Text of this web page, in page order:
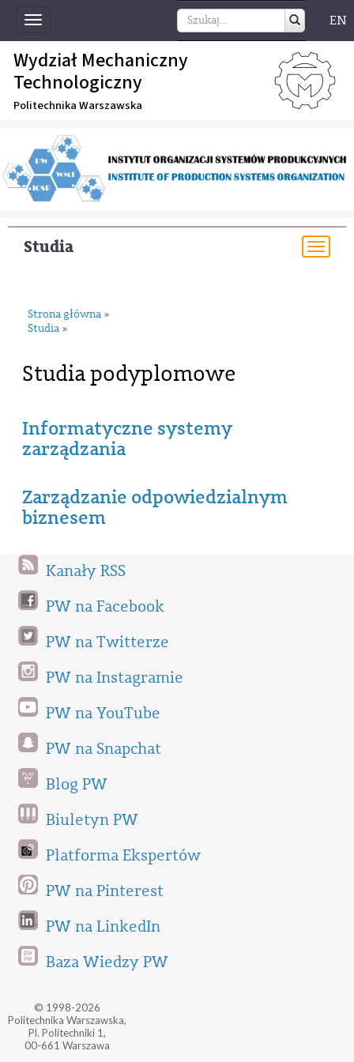
Toggle
navigation
EN
Wydział Mechaniczny
Technologiczny
Politechnika Warszawska
Studia
Strona główna »
Studia »
Studia podyplomowe
Informatyczne systemy
zarządzania
Zarządzanie odpowiedzialnym
biznesem
Kanały RSS
PW na Facebook
PW na Twitterze
PW na Instagramie
PW na YouTube
PW na Snapchat
Blog PW
Biuletyn PW
Platforma Ekspertów
PW na Pinterest
PW na LinkedIn
Baza Wiedzy PW
© 1998-2026
Politechnika Warszawska,
Pl. Politechniki 1,
00-661 Warszawa